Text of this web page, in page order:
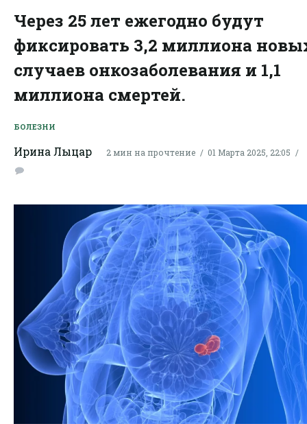
Через 25 лет ежегодно будут
фиксировать 3,2 миллиона
случаев онкозаболевания и 1,1
миллиона смертей.
БОЛЕЗНИ
Ирина Лыцар 2 мин на прочтение 01 Марта 2025, 22:05